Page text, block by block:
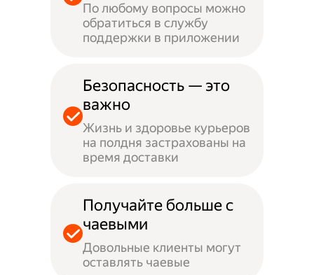
По любому вопросы можно
обратиться в службу
поддержки в приложении
Безопасность — это
важно
Жизнь и здоровье курьеров
на полдня застрахованы на
время доставки
Получайте больше с
чаевыми
Довольные клиенты могут
оставлять чаевые